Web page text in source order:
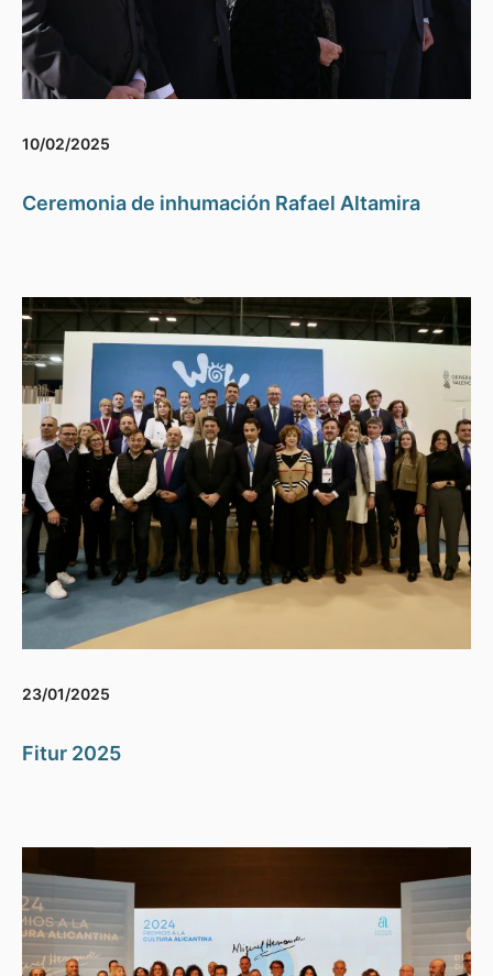
10/02/2025
Ceremonia de inhumación Rafael Altamira
23/01/2025
Fitur 2025